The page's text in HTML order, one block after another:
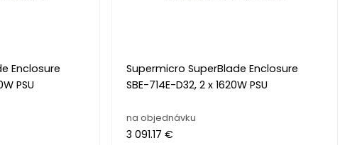
Enclosure
PSU
Supermicro SuperBlade Enclosure
SBE-714E-D32, 2 x 1620W PSU
na objednávku
3 091.17 €